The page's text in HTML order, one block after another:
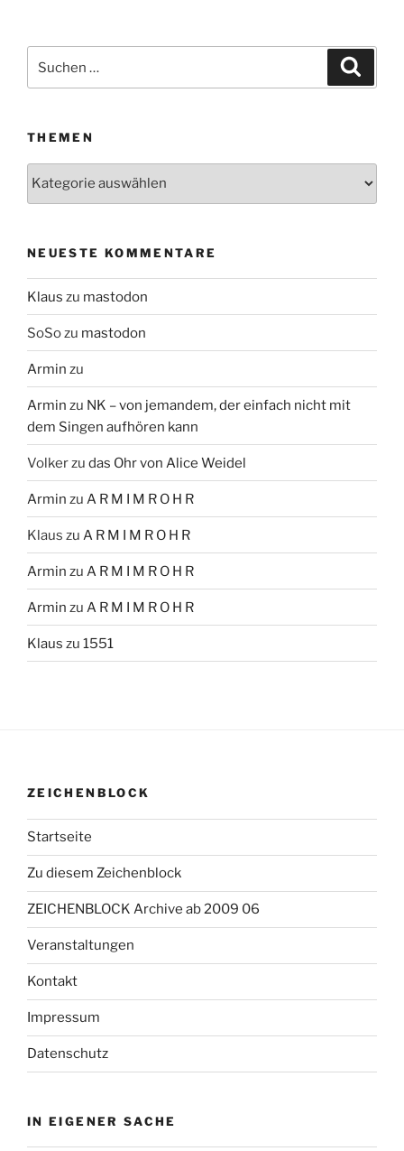
THEMEN
Themen
NEUESTE KOMMENTARE
Klaus zu mastodon
SoSozu mastodon
Armin zu
Armin zu NK – von jemandem, der einfach nicht mit
dem Singen aufhören kann
Volkerzu das Ohr von Alice Weidel
Armin zu A R M I M R O H R
Klaus zu A R M I M R O H R
Armin zu A R M I M R O H R
Armin zu A R M I M R O H R
Klaus zu 1551
ZEICHENBLOCK
Startseite
Zu diesem Zeichenblock
ZEICHENBLOCK Archive ab 2009 06
Veranstaltungen
Kontakt
Impressum
Datenschutz
IN EIGENER SACHE